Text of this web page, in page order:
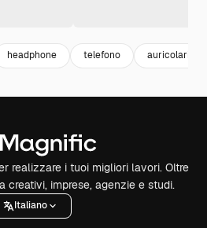
headphone telefono auricolari
realizzare i tuoi migliori lavori. Oltre
creativi, imprese, agenzie e studi.
Italiano